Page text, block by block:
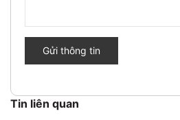
Gửi thông tin
Tin liên quan